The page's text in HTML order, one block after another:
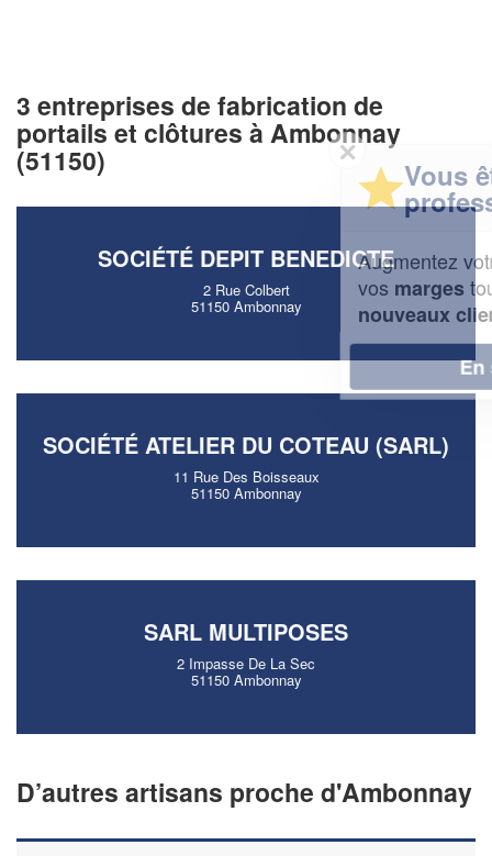
3 entreprises de fabrication de
portails et clôtures à Ambonnay
(51150)
SOCIÉTÉ DEPIT BENEDICTE
2 Rue Colbert
51150 Ambonnay
SOCIÉTÉ ATELIER DU COTEAU (SARL)
11 Rue Des Boisseaux
51150 Ambonnay
SARL MULTIPOSES
2 Impasse De La Sec
51150 Ambonnay
D’autres artisans proche d'Ambonnay
✕
professionnel ?
Augmentez votrechiffre d'affaireset
margestout en gagnant de
nouveaux clients!
En savoir plus